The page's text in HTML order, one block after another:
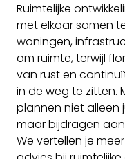
Ruimtelijke
met elkaar samen
woningen,
om ruimte, terwijl
van rust en
in de weg te zitten.
plannen niet alleen
maar bijdragen
We vertellen je